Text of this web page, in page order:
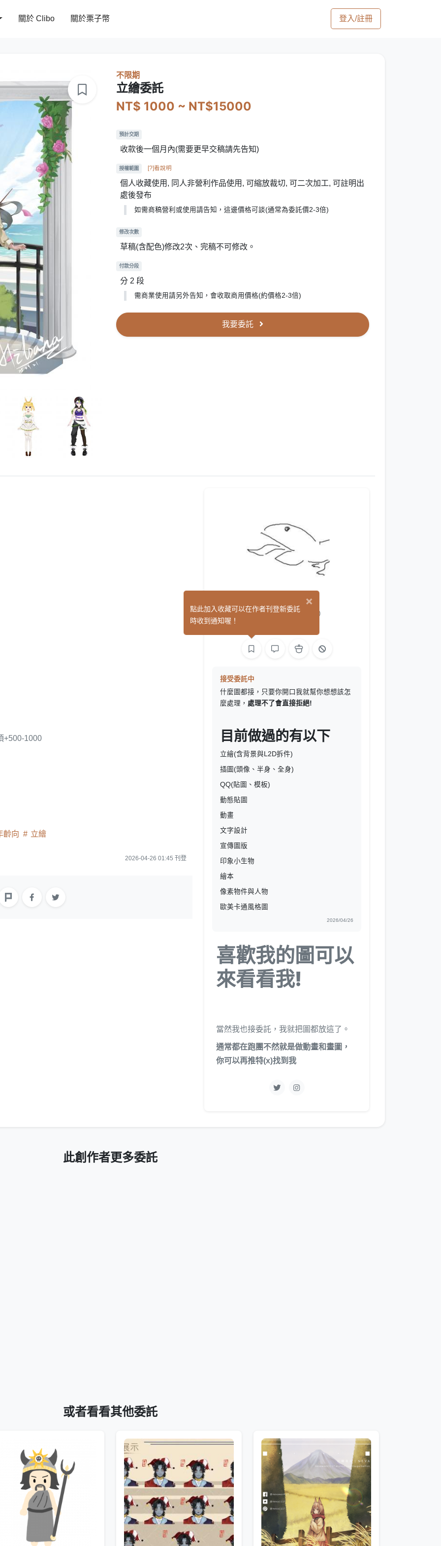
關於 Clibo 關於栗子幣 登入/註冊
不限期
立繪委託
NT$ 1000 ~ NT$15000
預計交期
收款後一個月內(需要更早交稿請先告知)
授權範圍 [?]看說明
個人收藏使用, 同人非營利作品使用, 可縮放裁切, 可二次加工, 可註明出
處後發布
如需商稿營利或使用請告知，這邊價格可談(通常為委託價2-3倍)
修改次數
草稿(含配色)修改2次、完稿不可修改。
付款分段
分 2 段
需商業使用請另外告知，會收取商用價格(約價格2-3倍)
我要委託
+500-1000
齡向 立繪
2026-04-26 01:45 刊登
焱Hibana (0)
接受委託中
什麼圖都接，只要你開口我就幫你想想該怎
麼處理， 處理不了會直接拒絕!
目前做過的有以下
立繪(含背景與L2D拆件)
插圖(頭像、半身、全身)
QQ(貼圖、模板)
動態貼圖
動畫
文字設計
宣傳圖版
印象小生物
繪本
像素物件與人物
歐美卡通風格圖
2026/04/26
喜歡我的圖可以
來看看我!
當然我也接委託，我就把圖都放這了。
通常都在跑團不然就是做動畫和畫圖，
你可以再推特(x)找到我
此創作者更多委託
或者看看其他委託
×
點此加入收藏可以在作者刊登新委託
時收到通知喔！